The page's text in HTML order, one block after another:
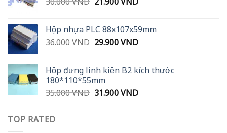
30.000 VND.21.900 VND.
Hộp nhựa PLC 88x107x59mm
36.000VND Original
36.000 VND.
29.900VNDCurrent
29.900 VND.
Hộp đựng linh kiện B2 kích thước
180*110*55mm
35.000VND Original
31.900VNDCurrent
TOP RATED